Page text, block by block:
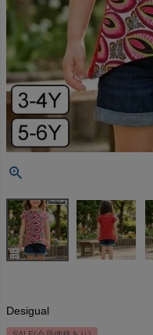
Desigual